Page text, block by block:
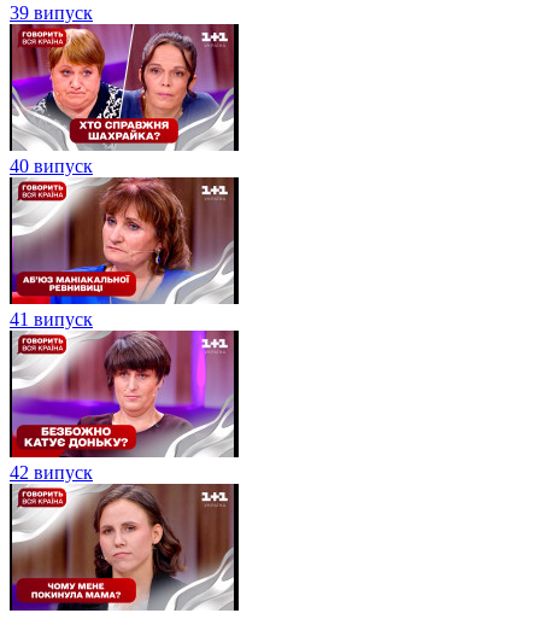
39 випуск
40 випуск
41 випуск
42 випуск